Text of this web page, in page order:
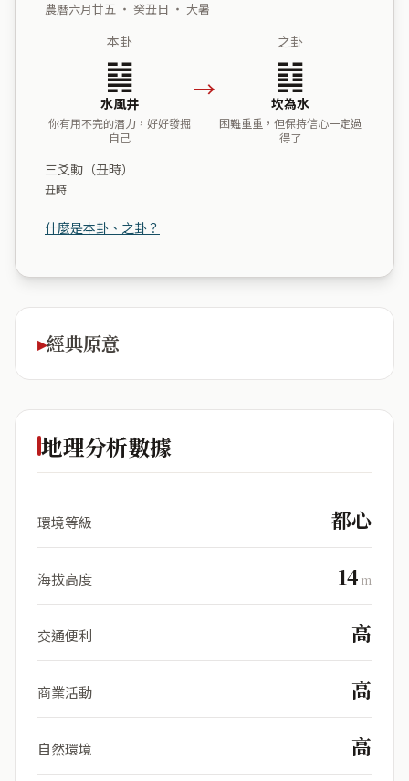
農曆六月廿五 ・ 癸丑日 ・ 大暑
本卦
䷯
水風井
你有用不完的潛力，好好發掘
自己
→
之卦
䷜
坎為水
困難重重，但保持信心一定過
得了
三爻動（丑時）
丑時
什麼是本卦、之卦？
經典原意
地理分析數據
環境等級 都心
海拔高度 14 m
交通便利 高
商業活動 高
自然環境 高